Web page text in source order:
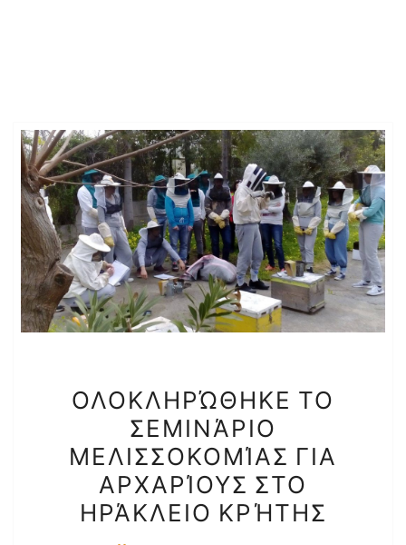
ΤΟ
ΣΕΜΙΝΆΡΙΟ
ΜΕΛΙΣΣΟΚΟΜΊΑΣ
ΓΙΑ
ΑΡΧΑΡΊΟΥΣ
ΣΤΟ
ΟΛΟΚΛΗΡΏΘΗΚΕ ΤΟ
ΣΕΜΙΝΆΡΙΟ
ΜΕΛΙΣΣΟΚΟΜΊΑΣ ΓΙΑ
ΑΡΧΑΡΊΟΥΣ ΣΤΟ
ΗΡΆΚΛΕΙΟ ΚΡΉΤΗΣ